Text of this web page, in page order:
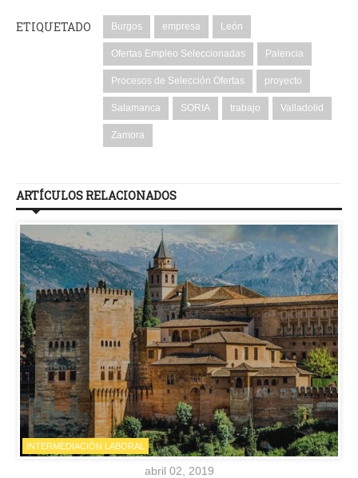
ETIQUETADO Burgos empresa León
Ofertas Empleo Seleccionadas Palencia
Procesos de Selección Ofertas proyecto
Salamanca SORIA trabajo Valladolid
Zamora
ARTÍCULOS RELACIONADOS
INTERMEDIACIÓN LABORAL
abril 02, 2019